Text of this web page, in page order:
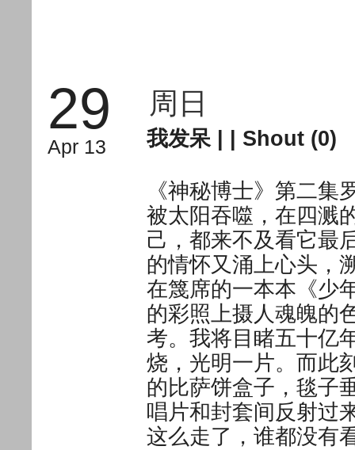
29
Apr 13
周日
我发呆| | Shout (0)
《神秘博士》第二
被太阳吞噬，在四溅
己，都来不及看它最
的情怀又涌上心头，
在篾席的一本本《少
的彩照上摄人魂魄的
考。我将目睹五十亿
烧，光明一片。而此
的比萨饼盒子，毯子
唱片和封套间反射过
这么走了，谁都没有